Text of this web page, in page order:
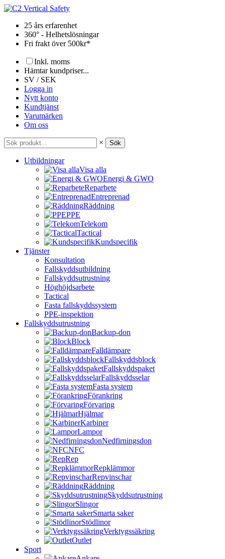
Hoppa
innehåll25 års erfarenhet
360° - Helhetslösningar
Fri frakt över 500kr*
Inkl. moms
Hämtar kundpriser...
SV / SEK
Logga in
Nytt konto
Kundtjänst
Varumärken
Om oss
× Sök
Utbildningar
Visa alla
Energi & GWO
Reparbete
Entreprenad
Räddning
PPE
Telekom
Tactical
Kundspecifik
Tjänster
Konsultation
Fallskyddsutbildning
Fallskyddsutrustning
Höghöjdsarbete
Tactical
Fasta fallskyddssystem
PPE-inspektion
Fallskyddsutrustning
Backup-don
Block
Falldämpare
Fallskyddsblock
Fallskyddspaket
Fallskyddsselar
Fasta system
Förankring
Förvaring
Hjälmar
Karbiner
Lampor
Nedfirningsdon
NFC
Rep
Repklämmor
Repvinschar
Räddning
Skyddsutrustning
Slingor
Smarta saker
Stödlinor
Verktygssäkring
Outlet
Sport